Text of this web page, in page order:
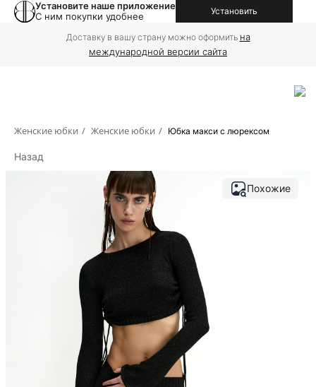
Установите наше приложение
С ним покупки удобнее
Установить
Доставку в вашу страну можно оформить на
международной версии сайта
Женские юбки / Женские юбки / Юбка макси с люрексом
Назад
Похожие